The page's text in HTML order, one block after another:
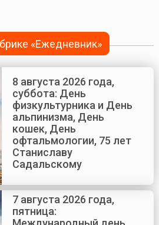
«Ежедневник»
8 августа 2026 года,
суббота: День
физкультурника и День
альпинизма, День
кошек, День
офтальмологии, 75 лет
Станиславу
Садальскому
7 августа 2026 года,
пятница: